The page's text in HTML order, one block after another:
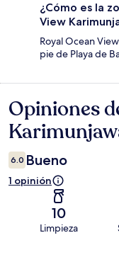
¿Cómo es la
View
Royal Ocean
pie de Playa de
Opiniones
Opiniones
6.0 Bueno
1 opinión
10
Limpieza